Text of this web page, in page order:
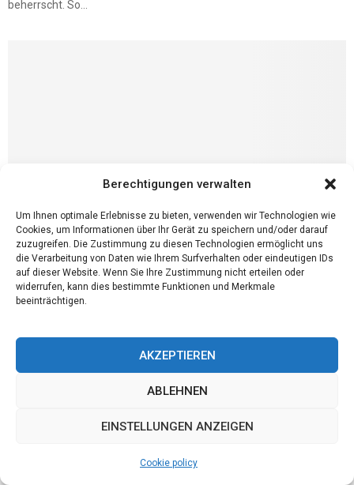
Berechtigungen verwalten
Um Ihnen optimale Erlebnisse zu bieten, verwenden wir Technologien wie
Cookies, um Informationen über Ihr Gerät zu speichern und/oder darauf
zuzugreifen. Die Zustimmung zu diesen Technologien ermöglicht uns
die Verarbeitung von Daten wie Ihrem Surfverhalten oder eindeutigen IDs
auf dieser Website. Wenn Sie Ihre Zustimmung nicht erteilen oder
widerrufen, kann dies bestimmte Funktionen und Merkmale
beeinträchtigen.
AKZEPTIEREN
ABLEHNEN
EINSTELLUNGEN ANZEIGEN
Cookie policy
beherrscht. So...
Haus und Garten
Halteverbotsschilder in München – brauchbarer
Geparkte Fahrzeuge – der Albtraum bei den meisten Umzügen. Es
fängt schon bei der Parkplatzsuche für den Umzugswagen an – die